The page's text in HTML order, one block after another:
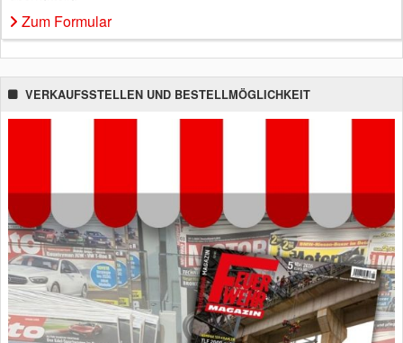
Zum Formular
VERKAUFSSTELLEN UND BESTELLMÖGLICHKEIT